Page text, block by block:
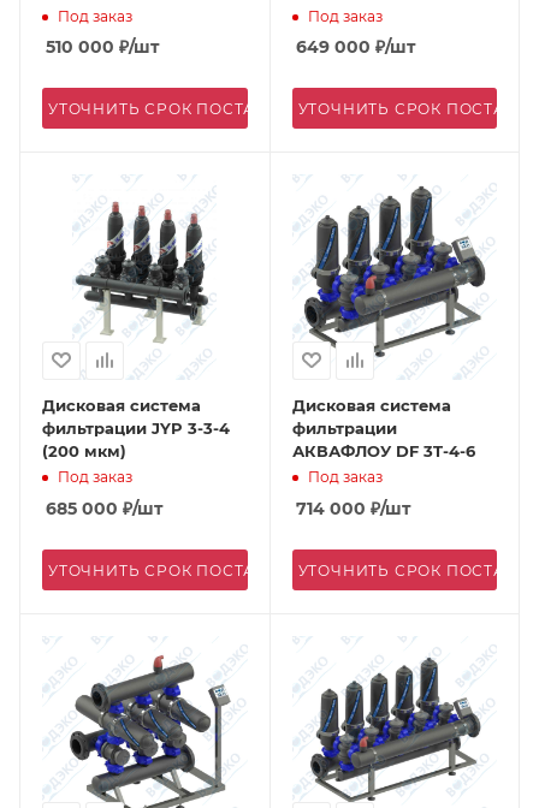
Под заказ
510 000 ₽/шт
УТОЧНИТЬ СРОК ПОСТАВКИ
Под заказ
649 000 ₽/шт
УТОЧНИТЬ СРОК
Дисковая система
фильтрации JYP 3-3-4
(200 мкм)
Под заказ
685 000 ₽/шт
УТОЧНИТЬ СРОК ПОСТАВКИ
Дисковая система
фильтрации
АКВАФЛОУ DF 3T-4-6
Под заказ
714 000 ₽/шт
УТОЧНИТЬ СРОК